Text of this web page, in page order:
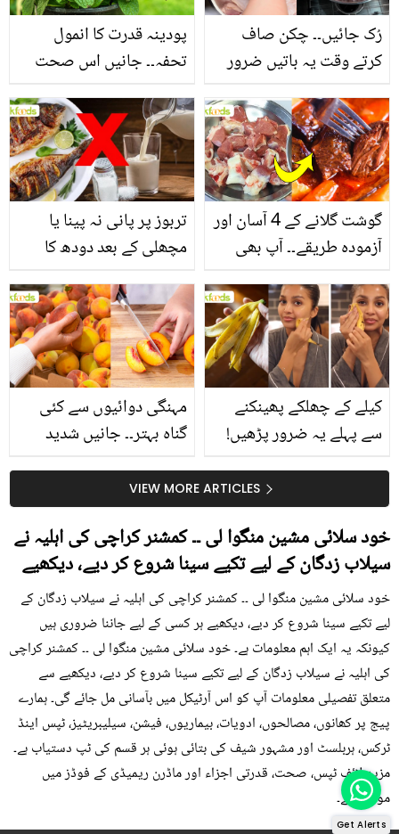
پودینہ قدرت کا انمول
تحفہ۔۔ جانیں اس صحت
انگیز طبی فوائد
رُک جائیں۔۔ چکن صاف
کرتے وقت یہ باتیں ضرور
تربوز پر پانی نہ پینا یا
مچھلی کے بعد دودھ کا
سے متعلق غلط فہمیوں کی
حقیقت کیا ہے اور افواہ
کیا؟
گوشت گلانے کے 4 آسان اور
آزمودہ طریقے۔۔ آپ بھی
بتائے راز
مہنگی دوائیوں سے کئی
گناہ بہتر۔۔ جانیں شدید
کیوں کھانا چاہیے؟
کیلے کے چھلکے پھینکنے
سے پہلے یہ ضرور پڑھیں!
سستا اور قدرتی حلVIEW MORE ARTICLES
خود سلائی مشین منگوا لی ۔۔ کمشنر کراچی کی اہلیہ نے
سیلاب زدگان کے لیے تکیے سینا شروع کر دیے، دیکھیے
خود سلائی مشین منگوا لی ۔۔ کمشنر کراچی کی اہلیہ نے سیلاب زدگان کے
لیے تکیے سینا شروع کر دیے، دیکھیے ہر کسی کے لیے جاننا ضروری ہیں
کیونکہ یہ ایک اہم معلومات ہے۔ خود سلائی مشین منگوا لی ۔۔ کمشنر کراچی
کی اہلیہ نے سیلاب زدگان کے لیے تکیے سینا شروع کر دیے، دیکھیے سے
متعلق تفصیلی معلومات آپ کو اس آرٹیکل میں بآسانی مل جائے گی۔ ہمارے
پیج پر کھانوں، مصالحوں، ادویات، بیماریوں، فیشن، سیلیبریٹیز، ٹپس اینڈ
ٹرکس، ہربلسٹ اور مشہور شیف کی بتائی ہوئی ہر قسم کی ٹپ دستیاب ہے۔
مزید لائف ٹپس، صحت، قدرتی اجزاء اور ماڈرن ریمیڈی کے فوڈز میں
موجود ہے۔
Get Alerts